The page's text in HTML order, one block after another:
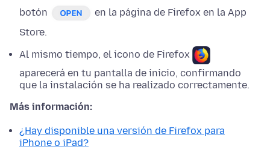
botón
en la página de Firefox en la App
Store.
Al mismo tiempo, el icono de Firefox
aparecerá en tu pantalla de inicio, confirmando
que la instalación se ha realizado correctamente.
Más información:
¿Hay disponible una versión de Firefox para
iPhone o iPad?